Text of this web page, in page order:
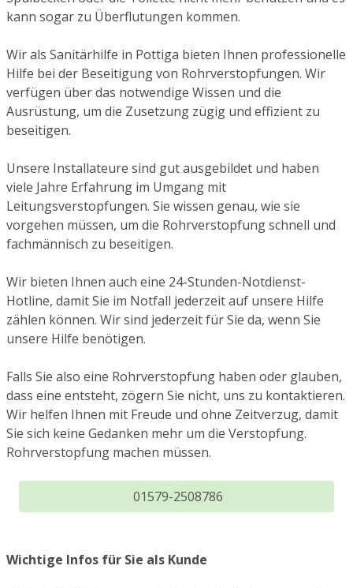
kann sogar zu Überflutungen kommen.
Wir als Sanitärhilfe in Pottiga bieten Ihnen professionelle
Hilfe bei der Beseitigung von Rohrverstopfungen. Wir
verfügen über das notwendige Wissen und die
Ausrüstung, um die Zusetzung zügig und effizient zu
beseitigen.
Unsere Installateure sind gut ausgebildet und haben
viele Jahre Erfahrung im Umgang mit
Leitungsverstopfungen. Sie wissen genau, wie sie
vorgehen müssen, um die Rohrverstopfung schnell und
fachmännisch zu beseitigen.
Wir bieten Ihnen auch eine 24-Stunden-Notdienst-
Hotline, damit Sie im Notfall jederzeit auf unsere Hilfe
zählen können. Wir sind jederzeit für Sie da, wenn Sie
unsere Hilfe benötigen.
Falls Sie also eine Rohrverstopfung haben oder glauben,
dass eine entsteht, zögern Sie nicht, uns zu kontaktieren.
Wir helfen Ihnen mit Freude und ohne Zeitverzug, damit
Sie sich keine Gedanken mehr um die Verstopfung.
Rohrverstopfung machen müssen.
01579-2508786
Wichtige Infos für Sie als Kunde